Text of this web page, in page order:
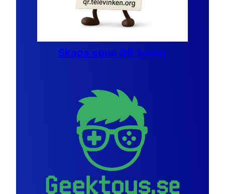
Skapa egna QR-koder